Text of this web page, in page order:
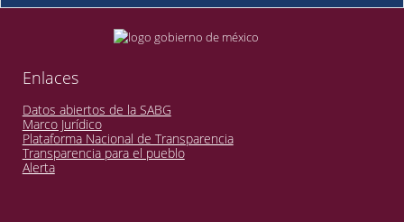
Enlaces
Datos abiertos de la SABG
Marco Jurídico
Plataforma Nacional de Transparencia
Transparencia para el pueblo
Alerta